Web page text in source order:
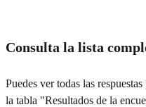
Consulta la lista
Puedes ver todas las
la tabla "Resultados de la